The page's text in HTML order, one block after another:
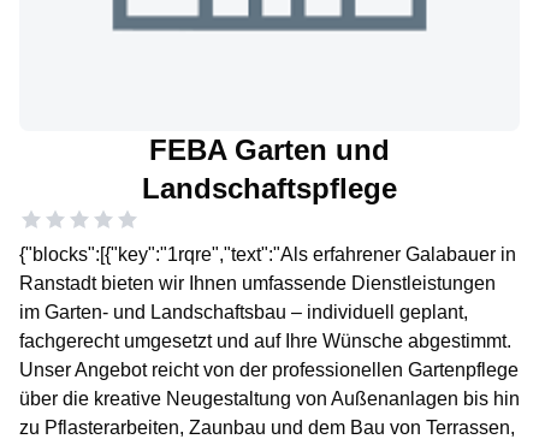
FEBA Garten und
Landschaftspflege
{"blocks":[{"key":"1rqre","text":"Als erfahrener Galabauer in
Ranstadt bieten wir Ihnen umfassende Dienstleistungen
im Garten- und Landschaftsbau – individuell geplant,
fachgerecht umgesetzt und auf Ihre Wünsche abgestimmt.
Unser Angebot reicht von der professionellen Gartenpflege
über die kreative Neugestaltung von Außenanlagen bis hin
zu Pflasterarbeiten, Zaunbau und dem Bau von Terrassen,